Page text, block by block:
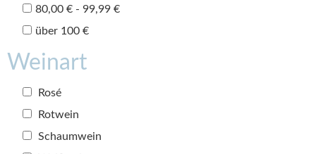
80,00 € - 99,99 €
über 100 €
Weinart
Rosé
Rotwein
Schaumwein